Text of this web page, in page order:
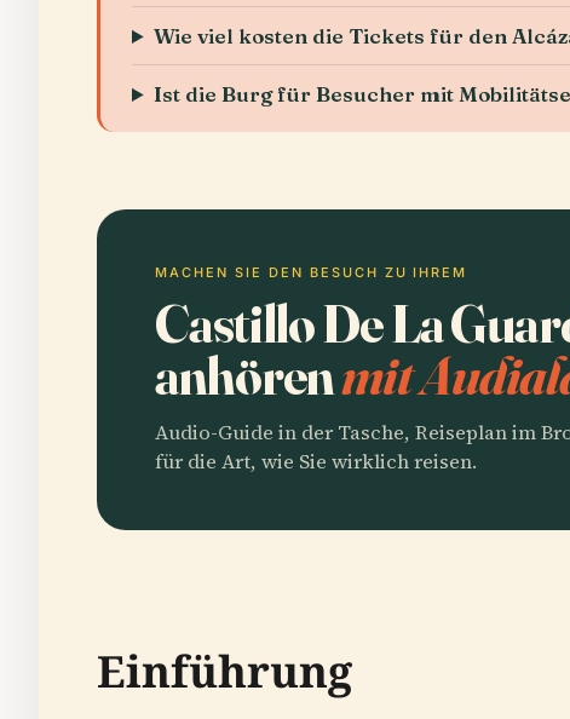
Wie viel kosten die Tickets für den
Ist die Burg für Besucher mit
MACHEN SIE DEN BESUCH ZU IHREM
Castillo De La
anhörenmit
Audio-Guide in der Tasche, Reiseplan im
für die Art, wie Sie wirklich reisen.
Einführung